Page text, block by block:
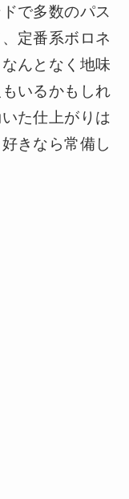
で多数のパス
定番系ボロネ
んとなく地味
いるかもしれ
た仕上がりは
きなら常備し